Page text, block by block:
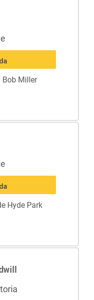
Bob Miller
Hyde Park